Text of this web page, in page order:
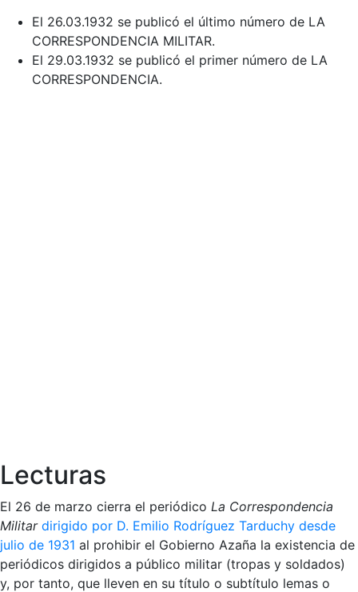
El 26.03.1932 se publicó el último número de LA
CORRESPONDENCIA MILITAR.
El 29.03.1932 se publicó el primer número de LA
CORRESPONDENCIA.
Lecturas
El 26 de marzo cierra el periódico La Correspondencia
Militar dirigido por D. Emilio Rodríguez Tarduchy desde
julio de 1931 al prohibir el Gobierno Azaña la existencia de
periódicos dirigidos a público militar (tropas y soldados)
y, por tanto, que lleven en su título o subtítulo lemas o